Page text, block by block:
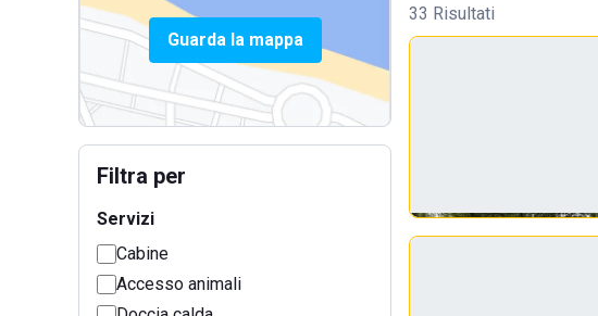
Guarda la mappa
Filtra per
Servizi
Cabine
Accesso animali
33 Risultati